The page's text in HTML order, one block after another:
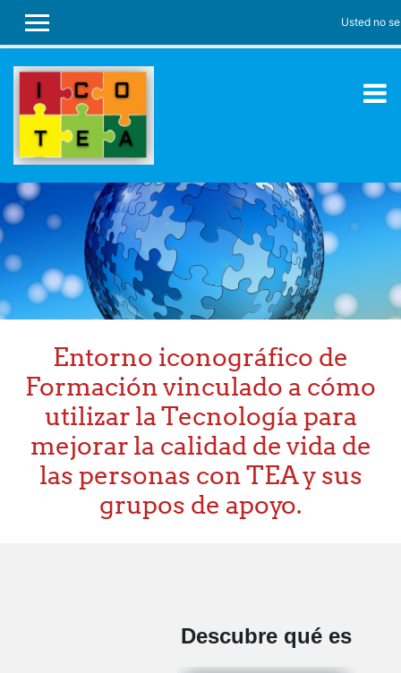
PANEL LATERAL
Usted no
Entorno iconográfico de
Formación vinculado a cómo
utilizar la Tecnología para
mejorar la calidad de vida de
las personas con TEA y sus
grupos de apoyo.
Descubre qué es